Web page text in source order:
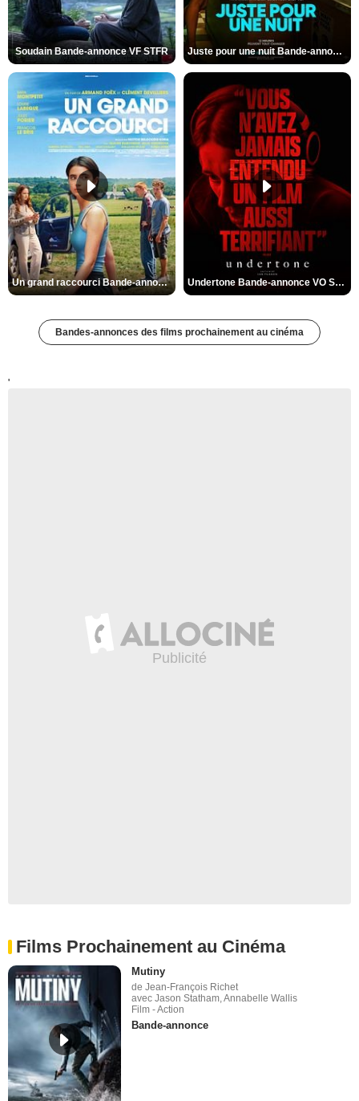
Soudain Bande-annonce VF STFR Juste pour une nuit Bande-annonce VO STFR
Un grand raccourci Bande-annonce VF Undertone Bande-annonce VO STFR
Bandes-annonces des films prochainement au cinéma
'
Films Prochainement au Cinéma
Mutiny
de Jean-François Richet
avec Jason Statham, Annabelle Wallis
Film - Action
Bande-annonce